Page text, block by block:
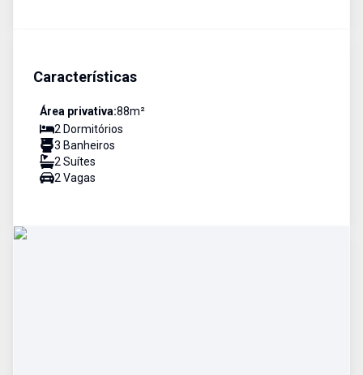
Características
Área privativa:88m²
2 Dormitórios
3 Banheiros
2 Suítes
2 Vagas